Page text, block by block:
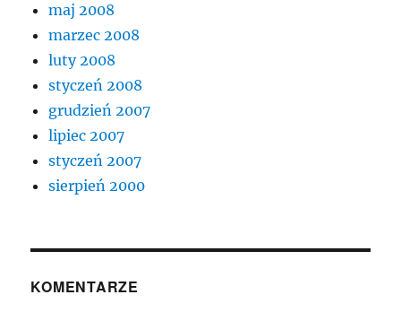
maj 2008
marzec 2008
luty 2008
styczeń 2008
grudzień 2007
lipiec 2007
styczeń 2007
sierpień 2000
KOMENTARZE